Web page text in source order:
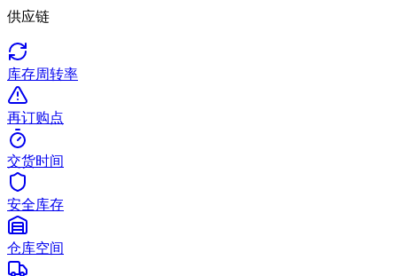
供应链
库存周转率
再订购点
交货时间
安全库存
仓库空间